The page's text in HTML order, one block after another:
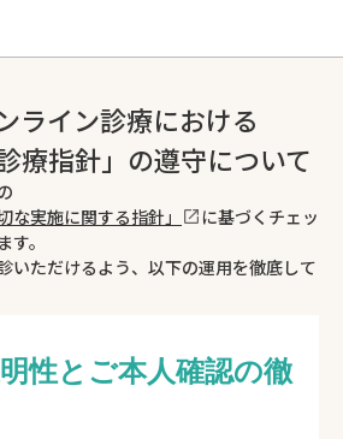
ライン診療における
療指針」の遵守について
な実施に関する指針」
に基づくチェッ
。
いただけるよう、以下の運用を徹底して
性とご本人確認の徹